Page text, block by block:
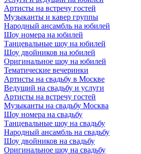
Артисты на встречу гостей
Музыканты и кавер группы
Народный ансамбль на юбилей
Шоу номера на юбилей
Танцевальные шоу на юбилей
Шоу двойников на юбилей
Оригинальное шоу на юбилей
Тематические вечеринки
Артисты на свадьбу в Москве
Ведущий на свадьбу и услуги
Артисты на встречу гостей
Музыканты на свадьбу Москва
Шоу номера на свадьбу
Танцевальные шоу на свадьбу
Народный ансамбль на свадьбу
Шоу двойников на свадьбу
Оригинальное шоу на свадьбу